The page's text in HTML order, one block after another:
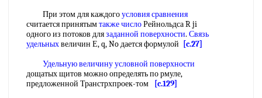
При этом для каждогоусловия сравнения
считается принятымтакже числоРейнольдса R ji
одного из потоков длязаданной поверхности. Связь
удельныхвеличин Е, q, No дается формулой
[c.27]
Удельную величинуусловной поверхности
дощатых щитов можно определять по рмуле,
предложенной Транстрхпроек-том
[c.129]